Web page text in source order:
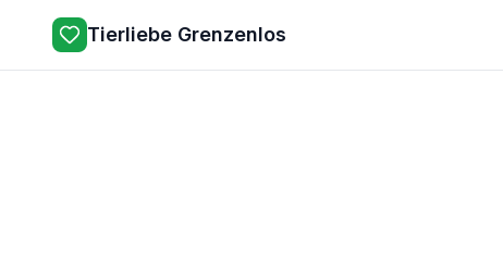
Tierliebe Grenzenlos